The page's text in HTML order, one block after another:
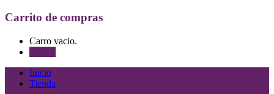
Carrito de compras
Carro vacio.
Inicio
Tienda